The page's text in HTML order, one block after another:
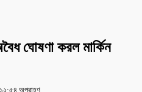
ঘোষণা করল মার্কিন
অপরাহ্ণ